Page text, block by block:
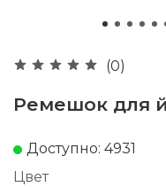
(0)
Ремешок для
Доступно: 4931
Цвет